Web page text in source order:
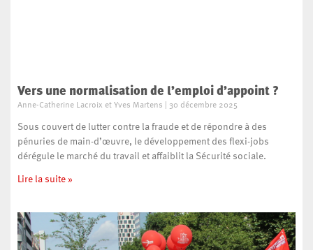
Vers une normalisation de l’emploi d’appoint ?
Anne-Catherine Lacroix et Yves Martens 30 décembre 2025
Sous couvert de lutter contre la fraude et de répondre à des
pénuries de main-d’œuvre, le développement des flexi-jobs
dérégule le marché du travail et affaiblit la Sécurité sociale.
Lire la suite »